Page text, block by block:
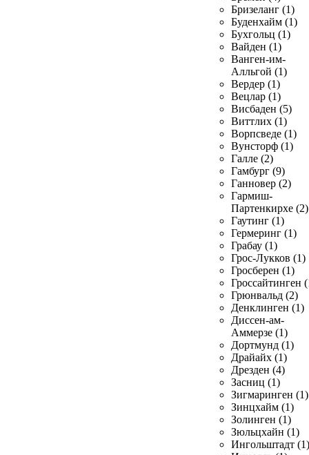
Бризеланг (1)
Буденхайм (1)
Бухгольц (1)
Вайден (1)
Ванген-им-
Алльгой (1)
Вердер (1)
Вецлар (1)
Висбаден (5)
Виттлих (1)
Ворпсведе (1)
Вунсторф (1)
Галле (2)
Гамбург (9)
Ганновер (2)
Гармиш-
Партенкирхе (2)
Гаутинг (1)
Гермеринг (1)
Грабау (1)
Грос-Лукков (1)
Гросберен (1)
Гроссайтинген
Грюнвальд (2)
Денклинген (1)
Диссен-ам-
Аммерзе (1)
Дортмунд (1)
Драйайх (1)
Дрезден (4)
Засниц (1)
Зигмаринген (1)
Зинцхайм (1)
Золинген (1)
Зюльцхайн (1)
Ингольштадт (1)